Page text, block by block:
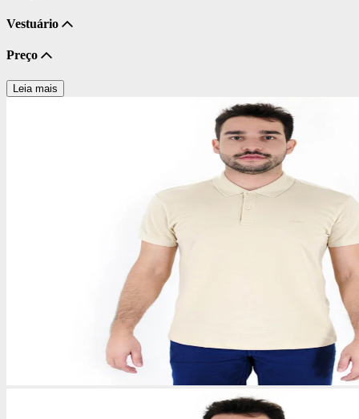
Vestuário
Preço
Leia mais